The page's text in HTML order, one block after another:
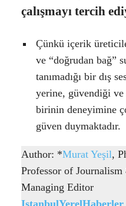
çalışmayı tercih
Çünkü içerik
ve “doğrudan bağ”
tanımadığı bir dış
yerine, güvendiği
birinin deneyimine
güven duymaktadır.
Author: *Murat Yeşil,
Professor of
Managing Editor